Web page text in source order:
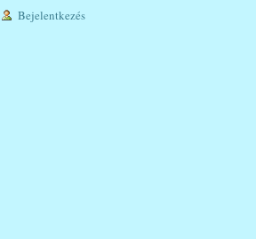
Bejelentkezés